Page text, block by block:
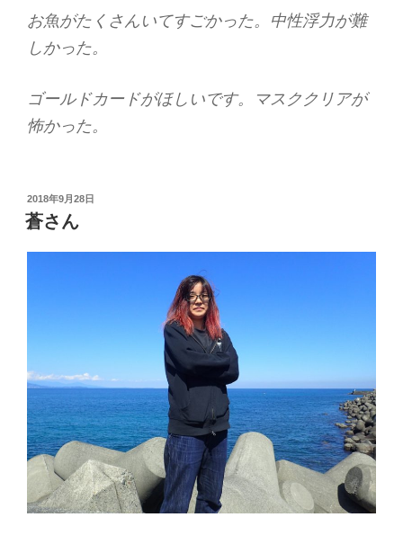
お魚がたくさんいてすごかった。中性浮力が難
しかった。
ゴールドカードがほしいです。マスククリアが
怖かった。
投
稿
日:
2018年9月28日
蒼さん